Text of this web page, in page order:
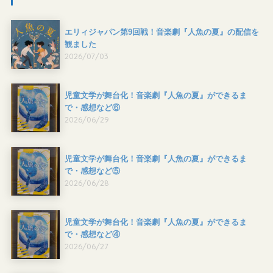
エリィジャパン第9回戦！音楽劇『人魚の夏』の配信を
観ました
2026/07/03
児童文学が舞台化！音楽劇『人魚の夏』ができるま
で・感想など⑥
2026/06/29
児童文学が舞台化！音楽劇『人魚の夏』ができるま
で・感想など⑤
2026/06/28
児童文学が舞台化！音楽劇『人魚の夏』ができるま
で・感想など④
2026/06/27